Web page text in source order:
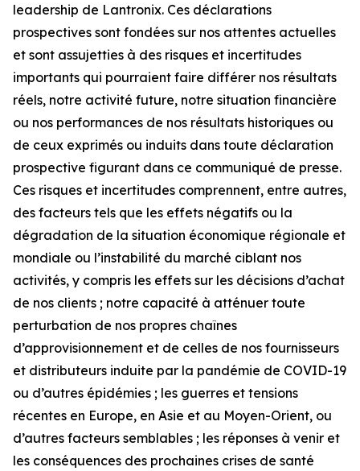
leadership de Lantronix. Ces déclarations
prospectives sont fondées sur nos attentes actuelles
et sont assujetties à des risques et incertitudes
importants qui pourraient faire différer nos résultats
réels, notre activité future, notre situation financière
ou nos performances de nos résultats historiques ou
de ceux exprimés ou induits dans toute déclaration
prospective figurant dans ce communiqué de presse.
Ces risques et incertitudes comprennent, entre autres,
des facteurs tels que les effets négatifs ou la
dégradation de la situation économique régionale et
mondiale ou l’instabilité du marché ciblant nos
activités, y compris les effets sur les décisions d’achat
de nos clients ; notre capacité à atténuer toute
perturbation de nos propres chaînes
d’approvisionnement et de celles de nos fournisseurs
et distributeurs induite par la pandémie de COVID-19
ou d’autres épidémies ; les guerres et tensions
récentes en Europe, en Asie et au Moyen-Orient, ou
d’autres facteurs semblables ; les réponses à venir et
les conséquences des prochaines crises de santé